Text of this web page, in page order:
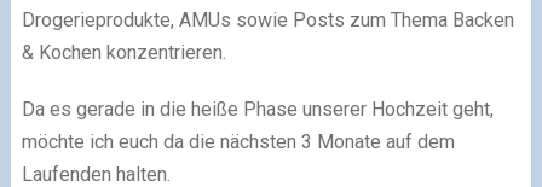
Drogerieprodukte, AMUs sowie Posts zum Thema Backen
& Kochen konzentrieren.
Da es gerade in die heiße Phase unserer Hochzeit geht,
möchte ich euch da die nächsten 3 Monate auf dem
Laufenden halten.